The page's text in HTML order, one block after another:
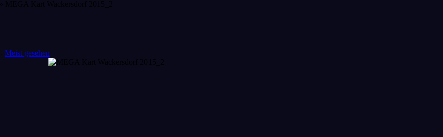
» MEGA Kart Wackersdorf 2015_2
- Meist gesehen